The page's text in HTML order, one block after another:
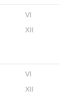
VI
XII
VI
XII